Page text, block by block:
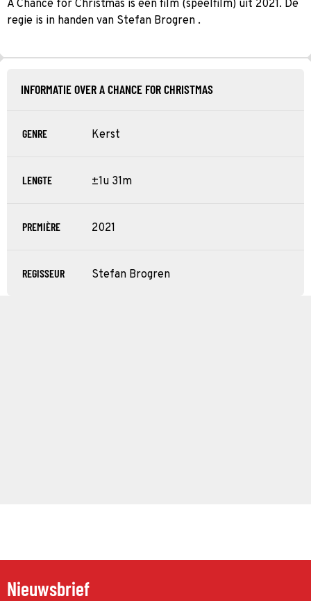
A Chance for Christmas is een film (speelfilm) uit 2021. De
regie is in handen van Stefan Brogren .
INFORMATIE OVER A CHANCE FOR CHRISTMAS
GENRE Kerst
LENGTE ±1u 31m
PREMIÈRE 2021
REGISSEUR Stefan Brogren
Nieuwsbrief